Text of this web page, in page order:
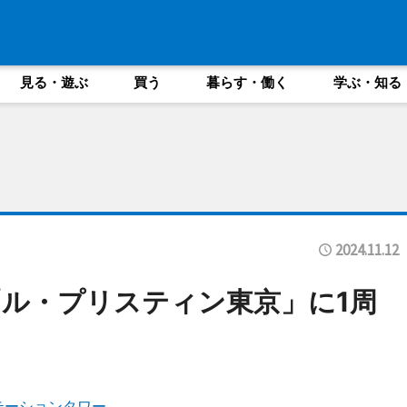
見る・遊ぶ 買う 暮らす・働く 学ぶ・知る
2024.11.12
・プリスティン東京」に1周